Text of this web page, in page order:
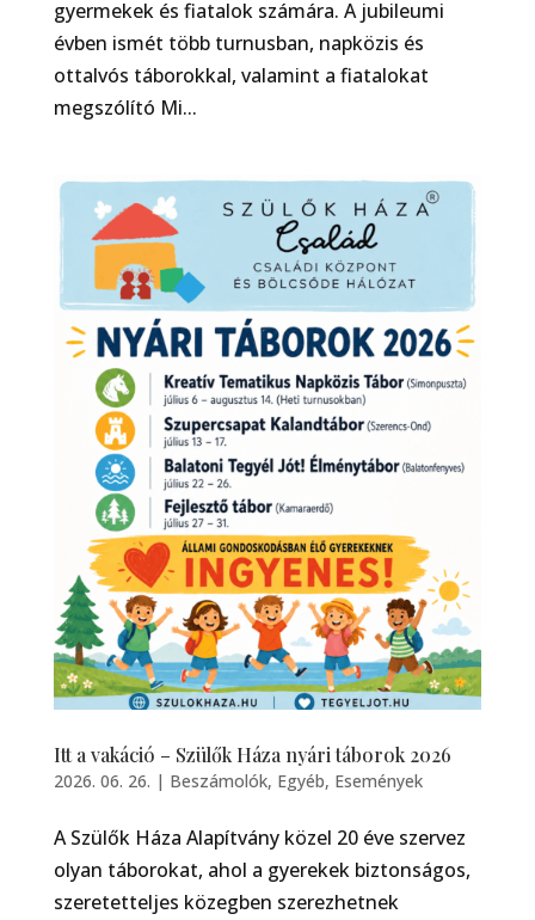
gyermekek és fiatalok számára. A jubileumi
évben ismét több turnusban, napközis és
ottalvós táborokkal, valamint a fiatalokat
megszólító Mi...
Itt a vakáció – Szülők Háza nyári táborok 2026
2026. 06. 26. | Beszámolók, Egyéb, Események
A Szülők Háza Alapítvány közel 20 éve szervez
olyan táborokat, ahol a gyerekek biztonságos,
szeretetteljes közegben szerezhetnek